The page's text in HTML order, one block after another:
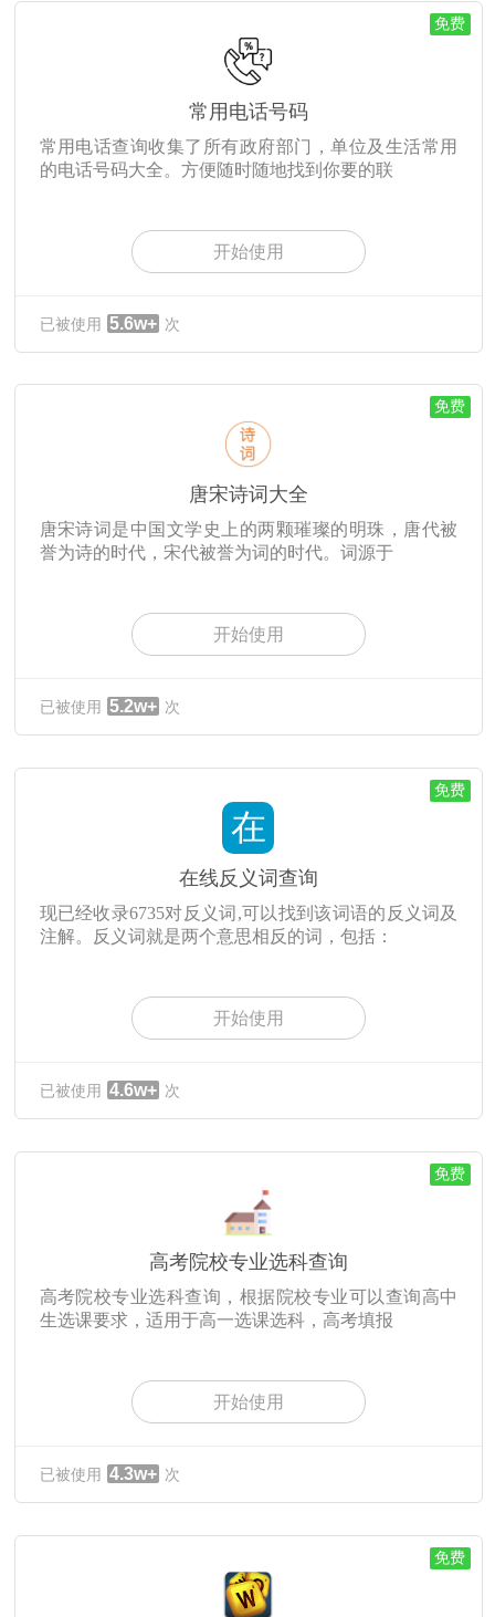
免费
常用电话号码
常用电话查询收集了所有政府部门，单位及生活常用
的电话号码大全。方便随时随地找到你要的联
开始使用
已被使用 5.6w+ 次
免费
唐宋诗词大全
唐宋诗词是中国文学史上的两颗璀璨的明珠，唐代被
誉为诗的时代，宋代被誉为词的时代。词源于
开始使用
已被使用 5.2w+ 次
免费
在
在线反义词查询
现已经收录6735对反义词,可以找到该词语的反义词及
注解。反义词就是两个意思相反的词，包括：
开始使用
已被使用 4.6w+ 次
免费
高考院校专业选科查询
高考院校专业选科查询，根据院校专业可以查询高中
生选课要求，适用于高一选课选科，高考填报
开始使用
已被使用 4.3w+ 次
免费